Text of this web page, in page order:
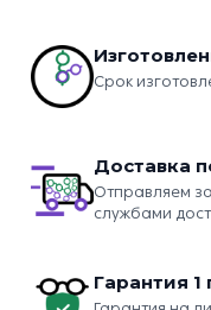
Срок
Доставка
Отправляем
службами
Гарантия 1